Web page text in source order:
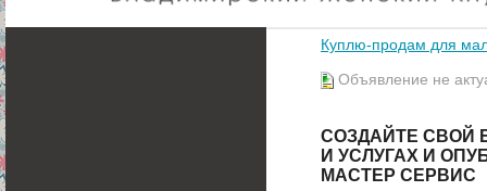
Куплю-продам для
Объявление не
СОЗДАЙТЕ СВОЙ
И УСЛУГАХ И
МАСТЕР СЕРВИС